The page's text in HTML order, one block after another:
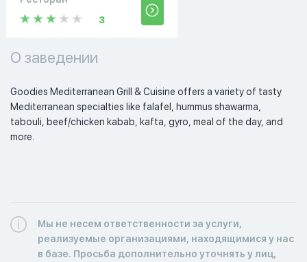
3
О заведении
Goodies Mediterranean Grill & Cuisine offers a variety of tasty
Mediterranean specialties like falafel, hummus shawarma,
tabouli, beef/chicken kabab, kafta, gyro, meal of the day, and
more.
Мы не несем ответственности за услуги,
реализуемые организациями, находящимися у нас
в базе. Просьба дополнительно уточнять у лиц,